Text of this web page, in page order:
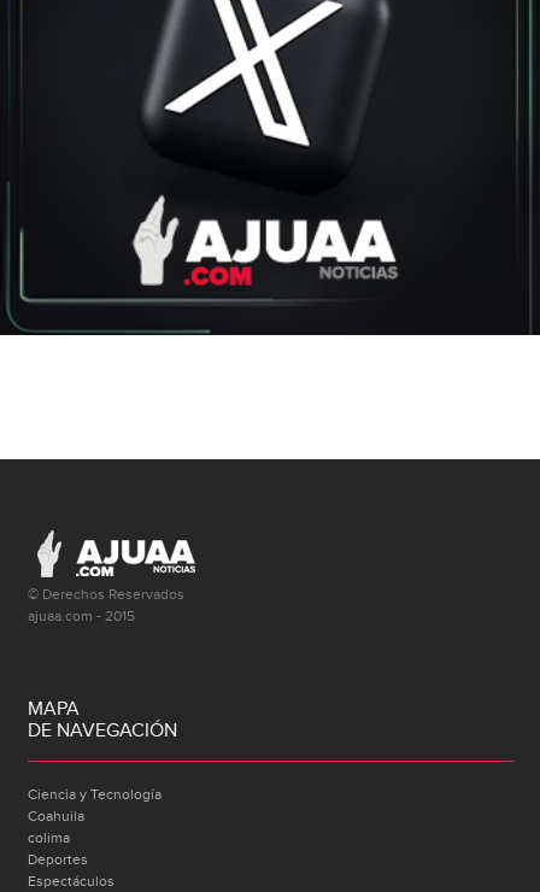
© Derechos Reservados
ajuaa.com - 2015
MAPA
DE NAVEGACIÓN
Ciencia y Tecnología
Coahuila
colima
Deportes
Espectáculos